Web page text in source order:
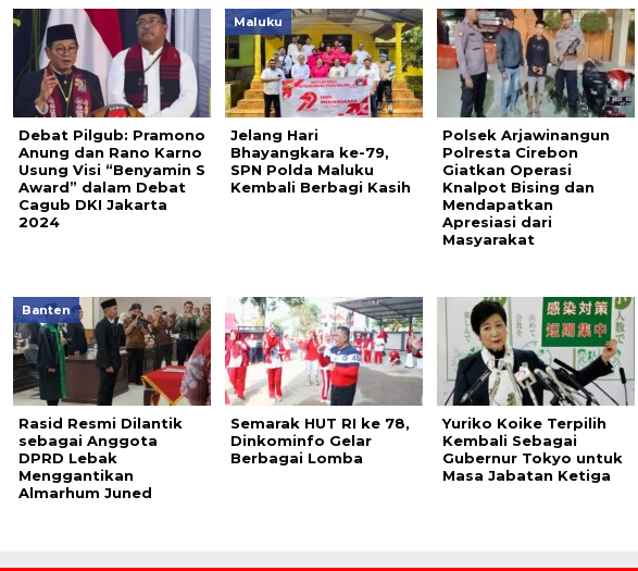
Debat Pilgub: Pramono
Anung dan Rano Karno
Usung Visi “Benyamin S
Award” dalam Debat
Cagub DKI Jakarta
2024
Maluku
Jelang Hari
Bhayangkara ke-79,
SPN Polda Maluku
Kembali Berbagi Kasih
Polsek Arjawinangun
Polresta Cirebon
Giatkan Operasi
Knalpot Bising dan
Mendapatkan
Apresiasi dari
Masyarakat
Banten
Rasid Resmi Dilantik
sebagai Anggota
DPRD Lebak
Menggantikan
Almarhum Juned
Semarak HUT RI ke 78,
Dinkominfo Gelar
Berbagai Lomba
Yuriko Koike Terpilih
Kembali Sebagai
Gubernur Tokyo untuk
Masa Jabatan Ketiga